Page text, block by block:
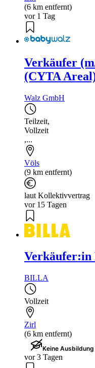
(6 km entfernt)
vor 1 Tag
Verkäufer
(CYTA
Walz GmbH
Teilzeit,
Vollzeit
,...
Völs
(9 km entfernt)
laut Kollektivvertrag
vor 15 Tagen
Verkäufer:in
BILLA
Vollzeit
Zirl
(6 km entfernt)
Keine
vor 3 Tagen